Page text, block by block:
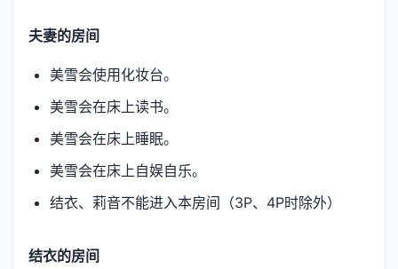
夫妻的房间
美雪会使用化妆台。
美雪会在床上读书。
美雪会在床上睡眠。
美雪会在床上自娱自乐。
结衣、莉音不能进入本房间（3P、4P时除外）
结衣的房间